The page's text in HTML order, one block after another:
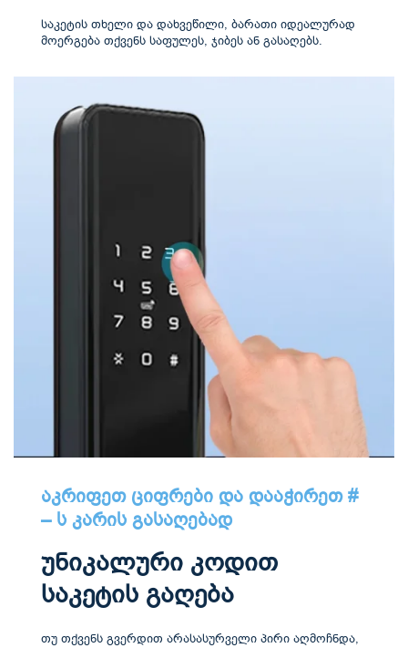
საკეტის თხელი და დახვეწილი, ბარათი იდეალურად
მოერგება თქვენს საფულეს, ჯიბეს ან გასაღებს.
აკრიფეთ ციფრები და დააჭირეთ #
– ს კარის გასაღებად
უნიკალური კოდით
საკეტის გაღება
თუ თქვენს გვერდით არასასურველი პირი აღმოჩნდა,